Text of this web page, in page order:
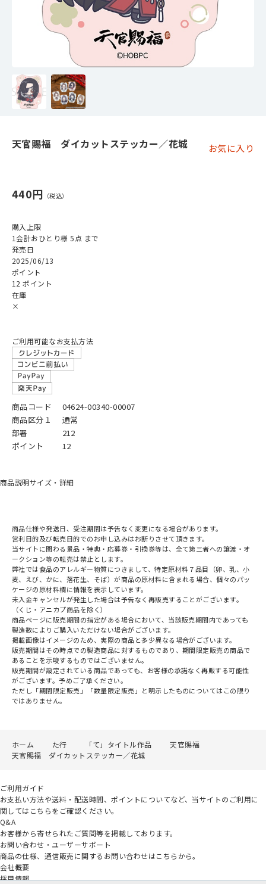
天官賜福 ダイカットステッカー／花城 お気に入り
440円
購入上限
1会計おひとり様 5点 まで
発売日
2025/06/13
ポイント
12 ポイント
在庫
×
ご利用可能なお支払方法
商品コード
04624-00340-00007
商品区分１
通常
部署
212
ポイント
12
商品説明サイズ・詳細
商品仕様や発送日、受注期間は予告なく変更になる場合があります。
営利目的及び転売目的でのお申し込みはお断りさせて頂きます。
当サイトに関わる景品・特典・応募券・引換券等は、全て第三者への譲渡・オ
ークション等の転売は禁止とします。
弊社では食品のアレルギー物質につきまして、特定原材料７品目（卵、乳、小
麦、えび、かに、落花生、そば）が商品の原材料に含まれる場合、個々のパッ
ケージの原材料欄に情報を表示しています。
未入金キャンセルが発生した場合は予告なく再販売することがございます。
（くじ・アニカプ商品を除く）
商品ページに販売期間の指定がある場合において、当該販売期間内であっても
製造数によりご購入いただけない場合がございます。
掲載画像はイメージのため、実際の商品と多少異なる場合がございます。
販売期間はその時点での製造商品に対するものであり、期間限定販売の商品で
あることを示唆するものではございません。
販売期間が設定されている商品であっても、お客様の承諾なく再販する可能性
がございます。予めご了承ください。
ただし「期間限定販売」「数量限定販売」と明示したものについてはこの限り
ではありません。
ホーム た行 「て」タイトル作品
天官賜福
天官賜福 ダイカットステッカー／花城
ご利用ガイド
お支払い方法や送料・配送時間、ポイントについてなど、当サイトのご利用に
関してはこちらをご確認ください。
Q&A
お客様から寄せられたご質問等を掲載しております。
お問い合わせ・ユーザーサポート
商品の仕様、通信販売に関するお問い合わせはこちらから。
会社概要
採用情報